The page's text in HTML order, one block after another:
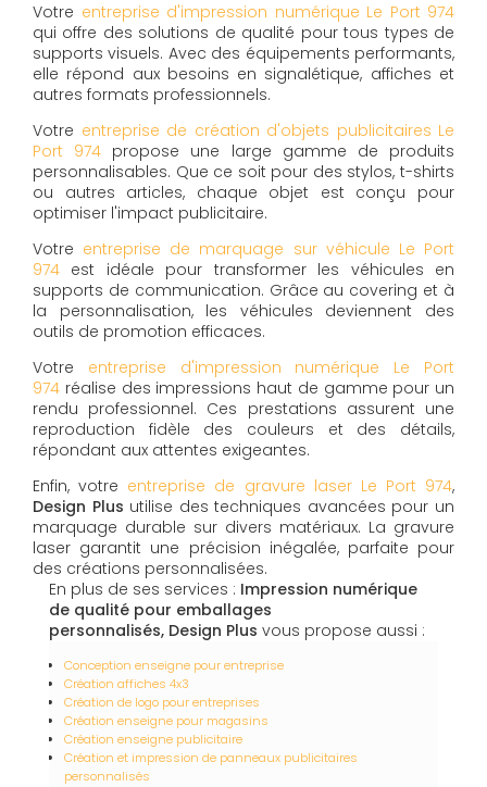
Votre entreprise d'impression numérique Le Port 974
qui offre des solutions de qualité pour tous types de
supports visuels. Avec des équipements performants,
elle répond aux besoins en signalétique, affiches et
autres formats professionnels.
Votre entreprise de création d'objets publicitaires Le
Port 974 propose une large gamme de produits
personnalisables. Que ce soit pour des stylos, t-shirts
ou autres articles, chaque objet est conçu pour
optimiser l'impact publicitaire.
Votre entreprise de marquage sur véhicule Le Port
974 est idéale pour transformer les véhicules en
supports de communication. Grâce au covering et à
la personnalisation, les véhicules deviennent des
outils de promotion efficaces.
Votre entreprise d'impression numérique Le Port
974 réalise des impressions haut de gamme pour un
rendu professionnel. Ces prestations assurent une
reproduction fidèle des couleurs et des détails,
répondant aux attentes exigeantes.
Enfin, votre entreprise de gravure laser Le Port 974,
Design Plus utilise des techniques avancées pour un
marquage durable sur divers matériaux. La gravure
laser garantit une précision inégalée, parfaite pour
des créations personnalisées.
En plus de ses services : Impression numérique
de qualité pour emballages
personnalisés, Design Plus vous propose aussi :
Conception enseigne pour entreprise
Création affiches 4x3
Création de logo pour entreprises
Création enseigne pour magasins
Création enseigne publicitaire
Création et impression de panneaux publicitaires
personnalisés